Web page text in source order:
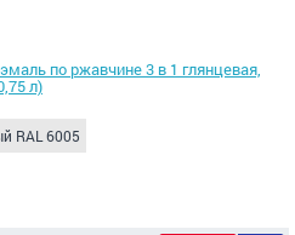
по ржавчине 3 в 1 глянцевая,
л)
RAL 6005